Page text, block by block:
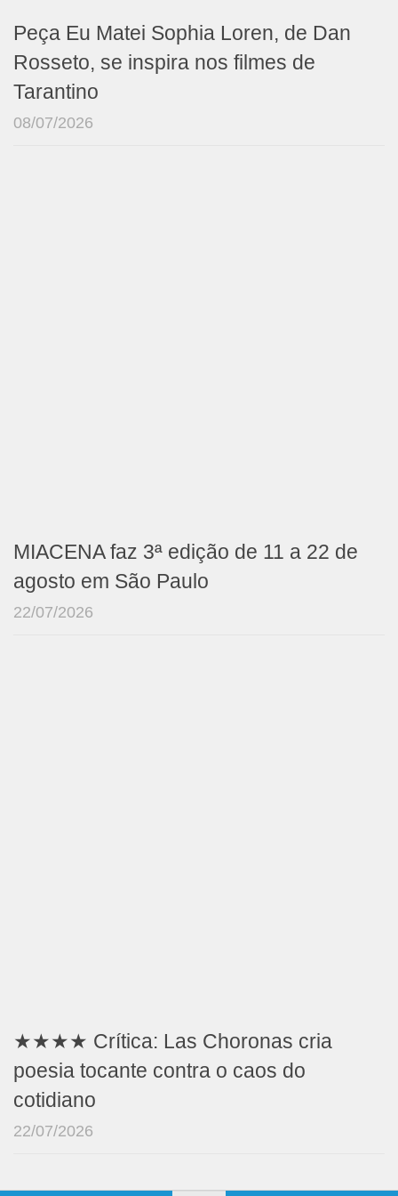
Peça Eu Matei Sophia Loren, de Dan
Rosseto, se inspira nos filmes de
Tarantino
08/07/2026
MIACENA faz 3ª edição de 11 a 22 de
agosto em São Paulo
22/07/2026
★★★★ Crítica: Las Choronas cria
poesia tocante contra o caos do
cotidiano
22/07/2026